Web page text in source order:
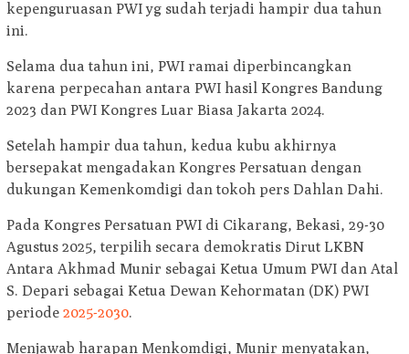
kepenguruasan PWI yg sudah terjadi hampir dua tahun
ini.
Selama dua tahun ini, PWI ramai diperbincangkan
karena perpecahan antara PWI hasil Kongres Bandung
2023 dan PWI Kongres Luar Biasa Jakarta 2024.
Setelah hampir dua tahun, kedua kubu akhirnya
bersepakat mengadakan Kongres Persatuan dengan
dukungan Kemenkomdigi dan tokoh pers Dahlan Dahi.
Pada Kongres Persatuan PWI di Cikarang, Bekasi, 29-30
Agustus 2025, terpilih secara demokratis Dirut LKBN
Antara Akhmad Munir sebagai Ketua Umum PWI dan Atal
S. Depari sebagai Ketua Dewan Kehormatan (DK) PWI
periode 2025-2030.
Menjawab harapan Menkomdigi, Munir menyatakan,